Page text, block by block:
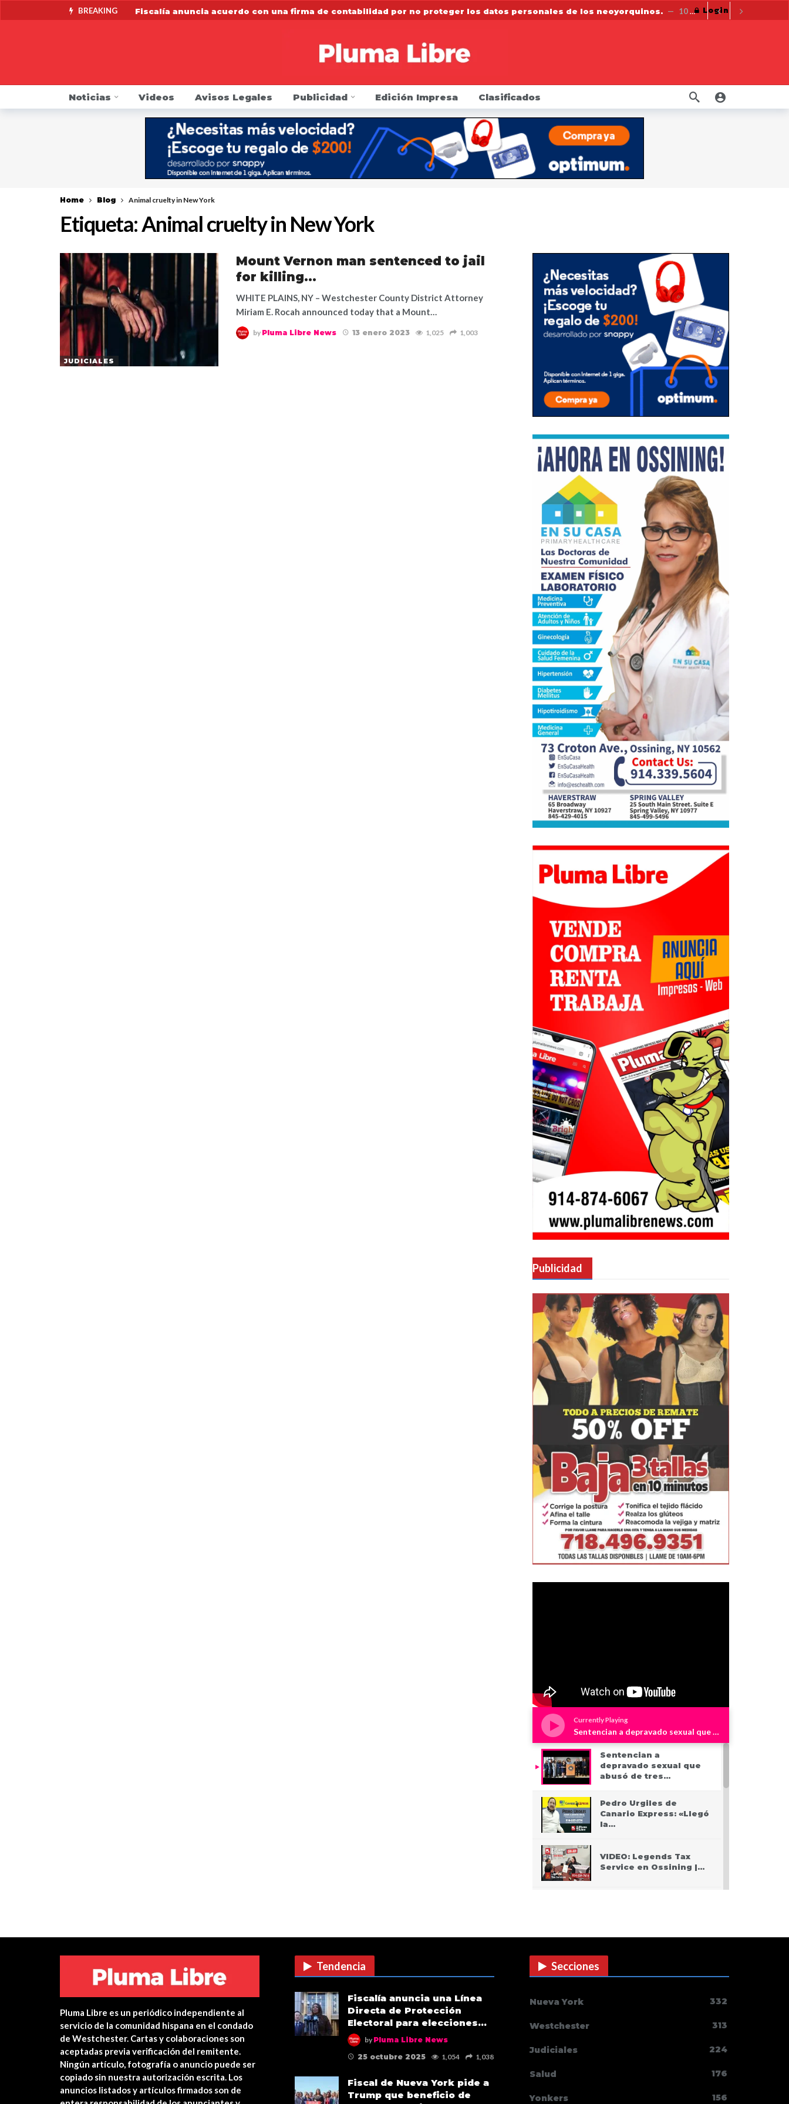
BREAKING Fiscalía anuncia acuerdo con una firma de contabilidad por no proteger los datos personales de los neoyorquinos. 10 meses ago
Fiscal General James pide a la FDA que regule los cigarrillos electrónicos y los productos de nicotina orales
Indocumentado se resiste a arresto y golpea a agentes de inmigración y podría ir preso 20 años 1 año ago
DMV pide que choferes revisen si sus carros tienen alertas por defectos o han sido retirados del mercado 1 año ago
Mike Khader regresa por su sillón como Presidente del Concejo Municipal de Yonkers 1 año ago
Fiscalía anuncia una Línea Directa de Protección Electoral para elecciones de noviembre 10 meses ago
Login
Noticias Videos Avisos Legales Publicidad Edición Impresa Clasificados
Home Blog Animal cruelty in New York
Etiqueta:Animal cruelty in New York
JUDICIALES
Mount Vernon man sentenced to jail
for killing…
WHITE PLAINS, NY – Westchester County District Attorney
Miriam E. Rocah announced today that a Mount…
by Pluma Libre News 13 enero 2023 1,025 1,003
Publicidad
Currently Playing
Sentencian a depravado sexual que abusó de tres niños en Westchester
Sentencian a
depravado sexual que
abusó de tres…
Pedro Urgiles de
Canario Express: «Llegó
la…
VIDEO: Legends Tax
Service en Ossining |…
apprehend three teen
Pluma Libre es un periódico independiente al
servicio de la comunidad hispana en el condado
de Westchester. Cartas y colaboraciones son
aceptadas previa verificación del remitente.
Ningún artículo, fotografía o anuncio puede ser
copiado sin nuestra autorización escrita. Los
anuncios listados y artículos firmados son de
Tendencia
Fiscalía anuncia una Línea
Directa de Protección
Electoral para elecciones…
by Pluma Libre News
25 octubre 2025
1,054 1,038
Fiscal de Nueva York pide a
Trump que beneficio de
Secciones
Nueva York 332
Westchester 313
Judiciales 224
Salud 176
Yonkers 156